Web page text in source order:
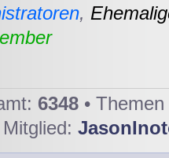
,
6348 •